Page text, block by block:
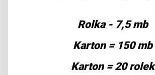
Rolka - 7,5 mb
Karton = 150 mb
Karton = 20 rolek